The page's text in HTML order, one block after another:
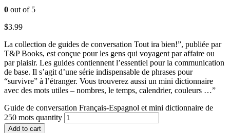
0 out of 5
$3.99
La collection de guides de conversation Tout ira bien!”, publiée par
T&P Books, est conçue pour les gens qui voyagent par affaire ou
par plaisir. Les guides contiennent l’essentiel pour la communication
de base. Il s’agit d’une série indispensable de phrases pour
“survivre” à l’étranger. Vous trouverez aussi un mini dictionnaire
avec des mots utiles – nombres, le temps, calendrier, couleurs …”
Guide de conversation Français-Espagnol et mini dictionnaire de
250 mots quantity
Add to cart